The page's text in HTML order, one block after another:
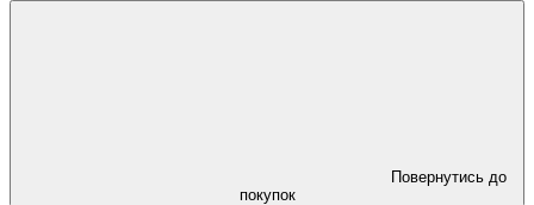
Повернутись до
покупок